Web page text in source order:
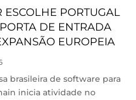
ESCOLHE PORTUGAL
DE ENTRADA
EUROPEIA
brasileira de software para
inicia atividade no